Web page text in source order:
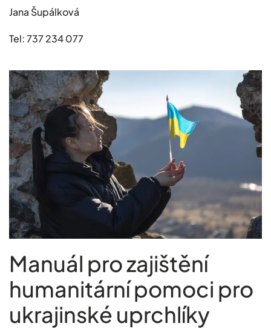
Jana Šupálková
Tel: 737 234 077
Manuál pro zajištění
humanitární pomoci pro
ukrajinské uprchlíky